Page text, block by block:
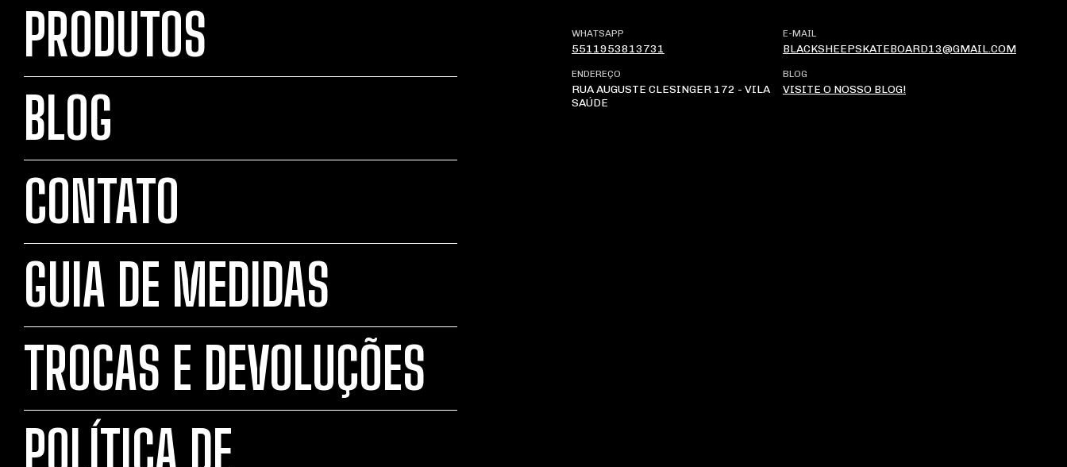
PRODUTOS
BLOG
CONTATO
GUIA DE MEDIDAS
TROCAS E DEVOLUÇÕES
POLÍTICA DE
WHATSAPP
5511953813731
E-MAIL
BLACKSHEEPSKATEBOARD13@GMAIL.COM
ENDEREÇO
RUA AUGUSTE CLESINGER 172 - VILA
SAÚDE
BLOG
VISITE O NOSSO BLOG!